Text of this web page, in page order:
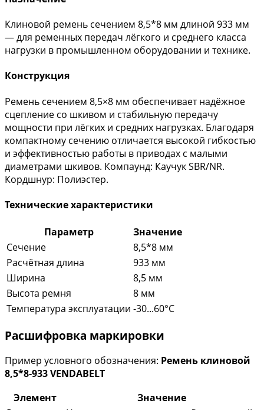
Клиновой ремень сечением 8,5*8 мм длиной 933 мм
— для ременных передач лёгкого и среднего класса
нагрузки в промышленном оборудовании и технике.
Конструкция
Ремень сечением 8,5×8 мм обеспечивает надёжное
сцепление со шкивом и стабильную передачу
мощности при лёгких и средних нагрузках. Благодаря
компактному сечению отличается высокой гибкостью
и эффективностью работы в приводах с малыми
диаметрами шкивов. Компаунд: Каучук SBR/NR.
Кордшнур: Полиэстер.
Технические характеристики
Параметр
Значение
Сечение
8,5*8 мм
Расчётная длина
933 мм
Ширина
8,5 мм
Высота ремня
8 мм
Температура эксплуатации -30...60°C
Расшифровка маркировки
Пример условного обозначения: Ремень клиновой
8,5*8-933 VENDABELT
Элемент
Значение